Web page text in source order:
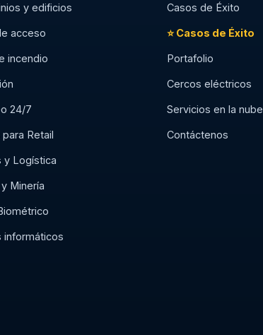
y edificios
acceso
incendio
24/7
Retail
y Logística
Minería
informáticos
Casos de Éxito
⭐ Casos de Éxito
Portafolio
Cercos eléctricos
Servicios en la nube
Contáctenos